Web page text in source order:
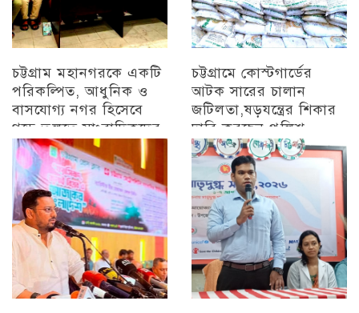
চট্টগ্রাম মহানগরকে একটি
পরিকল্পিত, আধুনিক ও
বাসযোগ্য নগর হিসেবে
গড়ে তুলতে সাংবাদিকদের
ইতিবাচক ভূমিকা গুরুত্বপূর্ণ
: সিডিএ চেয়ারম্যান
চট্টগ্রাম
চট্টগ্রামে কোস্টগার্ডের
আটক সারের চালান
জটিলতা,ষড়যন্ত্রের শিকার
দাবি করছেন পুলিশ
অন্যান্য